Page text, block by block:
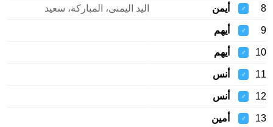
8
♂ أيمن اليد اليمنى، المباركة، سعيد
9
♂ أيهم
10
♂ أيهم
11
♂ أنس
12
♂ أنس
13
♂ أمين